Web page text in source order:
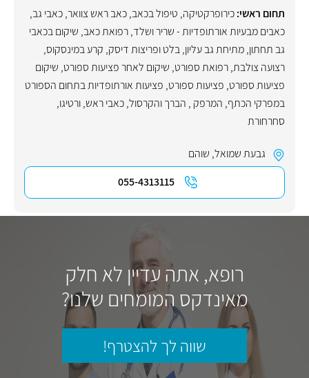
תחום ראשי:כירופרקטיקה, טיפול בכאב,כאב ראש צוואר,כאבי גב,
כאבים מבעיות אורתופדיות - שריר ושלד,רפואת כאב, שיקום בכאבי
גב תחתון,מתיחת גב עליון,בלט ופריצות דיסק, קרע במינסקוס,
רצועה צולבת,רפואת ספורט, שיקום לאחר פציעות ספורט, שיקום
פציעות ספורט, פציעות ספורט, פציעות אורתופדיות בתחום הספורט
במפרקי הכתף, המרפק , הברך והקרסול,כאבי ראש,ורטיגו,
סחרחורת
גבעת שמואל, שוהם
055-4313115
רופא, אתה עדיין לא חלק
מאינדקס המומחים שלנו?
שווה לך להצטרף!